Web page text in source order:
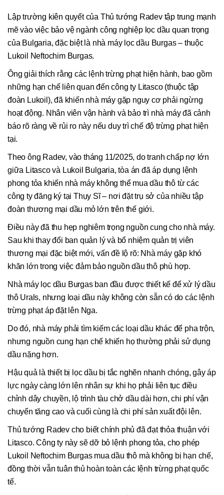
Lập trường kiên quyết của Thủ tướng Radev tập trung mạnh
mẽ vào việc bảo vệ ngành công nghiệp lọc dầu quan trọng
của Bulgaria, đặc biệt là nhà máy lọc dầu Burgas – thuộc
Lukoil Neftochim Burgas.
Ông giải thích rằng các lệnh trừng phạt hiện hành, bao gồm
những hạn chế liên quan đến công ty Litasco (thuộc tập
đoàn Lukoil), đã khiến nhà máy gặp nguy cơ phải ngừng
hoạt động. Nhân viên vận hành và bảo trì nhà máy đã cảnh
báo rõ ràng về rủi ro này nếu duy trì chế độ trừng phạt hiện
tại.
Theo ông Radev, vào tháng 11/2025, do tranh chấp nợ lớn
giữa Litasco và Lukoil Bulgaria, tòa án đã áp dụng lệnh
phong tỏa khiến nhà máy không thể mua dầu thô từ các
công ty đăng ký tại Thụy Sĩ – nơi đặt trụ sở của nhiều tập
đoàn thương mại dầu mỏ lớn trên thế giới.
Điều này đã thu hẹp nghiêm trọng nguồn cung cho nhà máy.
Sau khi thay đổi ban quản lý và bổ nhiệm quản trị viên
thương mại đặc biệt mới, vấn đề lộ rõ: Nhà máy gặp khó
khăn lớn trong việc đảm bảo nguồn dầu thô phù hợp.
Nhà máy lọc dầu Burgas ban đầu được thiết kế để xử lý dầu
thô Urals, nhưng loại dầu này không còn sẵn có do các lệnh
trừng phạt áp đặt lên Nga.
Do đó, nhà máy phải tìm kiếm các loại dầu khác để pha trộn,
nhưng nguồn cung hạn chế khiến họ thường phải sử dụng
dầu nặng hơn.
Hậu quả là thiết bị lọc dầu bị tắc nghẽn nhanh chóng, gây áp
lực ngày càng lớn lên nhân sự khi họ phải liên tục điều
chỉnh dây chuyền, lộ trình tàu chở dầu dài hơn, chi phí vận
chuyển tăng cao và cuối cùng là chi phí sản xuất đội lên.
Thủ tướng Radev cho biết chính phủ đã đạt thỏa thuận với
Litasco. Công ty này sẽ dỡ bỏ lệnh phong tỏa, cho phép
Lukoil Neftochim Burgas mua dầu thô mà không bị hạn chế,
đồng thời vẫn tuân thủ hoàn toàn các lệnh trừng phạt quốc
tế.